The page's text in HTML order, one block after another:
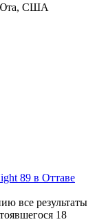
Юта, США
89 в Оттаве
все результаты
18